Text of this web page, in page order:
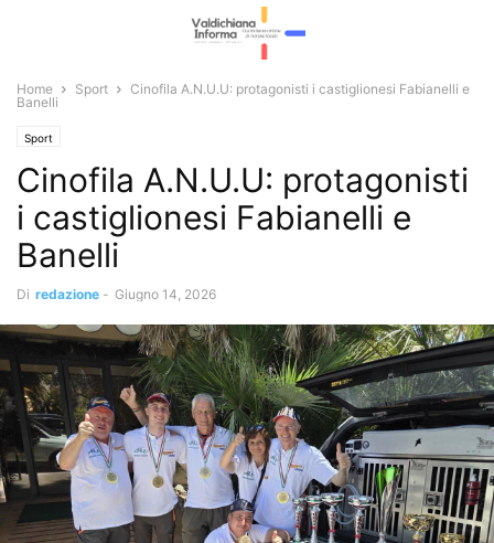
Home Sport
Cinofila A.N.U.U: protagonisti i castiglionesi Fabianelli e
Banelli
Sport
Cinofila A.N.U.U: protagonisti
i castiglionesi Fabianelli e
Banelli
Di redazione - Giugno 14, 2026